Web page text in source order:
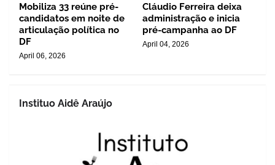
Mobiliza 33 reúne pré-
candidatos em noite de
articulação política no
DF
April 06, 2026
Cláudio Ferreira deixa
administração e inicia
pré-campanha ao DF
April 04, 2026
Instituo Aidê Araújo